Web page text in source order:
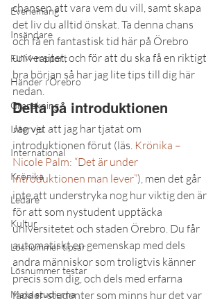
Evenemang
Insändare
FUM-rapport
Händer i Örebro
Granskning
Intervju
International
Krönika
Ledare
Kultur
Lösnummer tipsar
Lösnummer testar
Maxa studierna
chansen att vara vem du vill, samt skapa
det liv du alltid önskat. Ta denna chans
och få en fantastisk tid här på Örebro
universitet, och för att du ska få en riktigt
bra början så har jag lite tips till dig här
nedan.
Delta på introduktionen
Jag vet att jag har tjatat om
introduktionen förut (läs. Krönika –
Nicole Palm: “Det är under
introduktionen man lever”), men det går
inte att understryka nog hur viktig den är
för att som nystudent upptäcka
universitetet och staden Örebro. Du får
automatiskt en gemenskap med dels
andra människor som troligtvis känner
precis som dig, och dels med erfarna
fadder-studenter som minns hur det var